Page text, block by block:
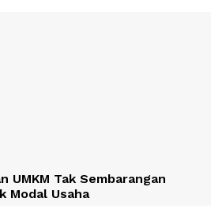
UMKM Tak Sembarangan
Modal Usaha